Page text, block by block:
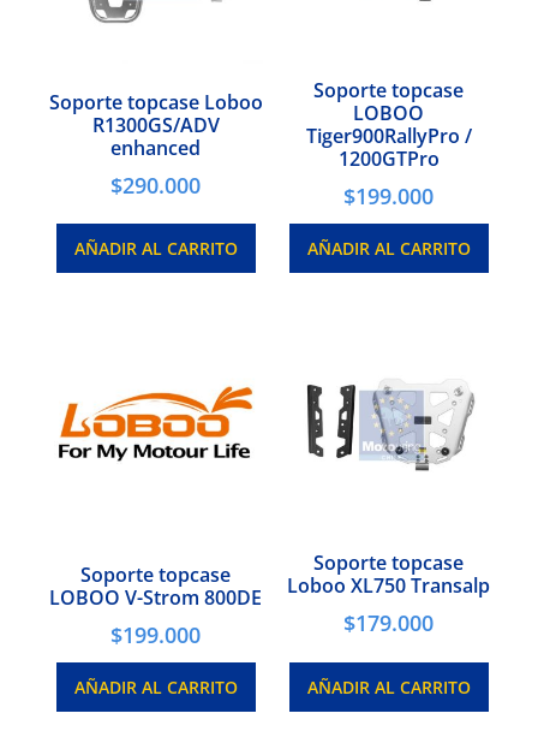
Soporte topcase Loboo
R1300GS/ADV
enhanced
$290.000
AÑADIR AL CARRITO
Soporte topcase
LOBOO
Tiger900RallyPro /
1200GTPro
$199.000
AÑADIR AL CARRITO
Soporte topcase
LOBOO V-Strom 800DE
$199.000
AÑADIR AL CARRITO
Soporte topcase
Loboo XL750 Transalp
$179.000
AÑADIR AL CARRITO